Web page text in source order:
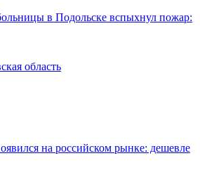
в Подольске вспыхнул пожар:
область
на российском рынке: дешевле